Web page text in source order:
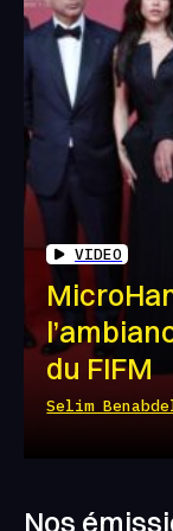
VIDEO
du FIFM
Selim
Nos